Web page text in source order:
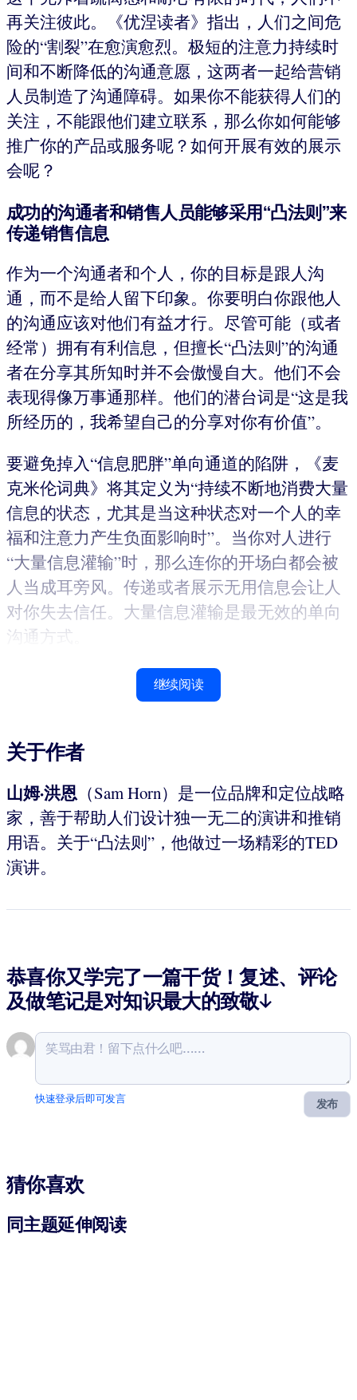
再关注彼此。《优涅读者》指出，人们之间危
险的“割裂”在愈演愈烈。极短的注意力持续时
间和不断降低的沟通意愿，这两者一起给营销
人员制造了沟通障碍。如果你不能获得人们的
关注，不能跟他们建立联系，那么你如何能够
推广你的产品或服务呢？如何开展有效的展示
会呢？
成功的沟通者和销售人员能够采用“凸法则”来
传递销售信息
作为一个沟通者和个人，你的目标是跟人沟
通，而不是给人留下印象。你要明白你跟他人
的沟通应该对他们有益才行。尽管可能（或者
经常）拥有有利信息，但擅长“凸法则”的沟通
者在分享其所知时并不会傲慢自大。他们不会
表现得像万事通那样。他们的潜台词是“这是我
所经历的，我希望自己的分享对你有价值”。
要避免掉入“信息肥胖”单向通道的陷阱，《麦
克米伦词典》将其定义为“持续不断地消费大量
信息的状态，尤其是当这种状态对一个人的幸
福和注意力产生负面影响时”。当你对人进行
“大量信息灌输”时，那么连你的开场白都会被
人当成耳旁风。传递或者展示无用信息会让人
对你失去信任。大量信息灌输是最无效的单向
沟通方式。
继续阅读
关于作者
山姆·洪恩 （Sam Horn）是一位品牌和定位战略
家，善于帮助人们设计独一无二的演讲和推销
用语。关于“凸法则”，他做过一场精彩的TED
演讲。
恭喜你又学完了一篇干货！复述、评论
及做笔记是对知识最大的致敬↓
发布
快速登录后即可发言
猜你喜欢
同主题延伸阅读